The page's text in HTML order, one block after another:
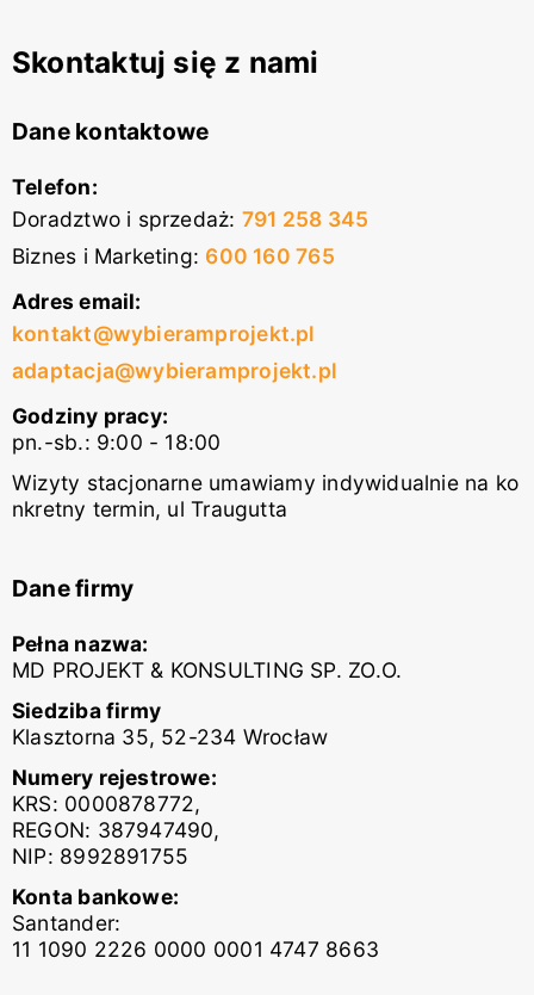
Skontaktuj się z nami
Dane kontaktowe
Telefon:
Doradztwo i sprzedaż: 791 258 345
Biznes i Marketing: 600 160 765
Adres email:
kontakt@wybieramprojekt.pl
adaptacja@wybieramprojekt.pl
Godziny pracy:
pn.-sb.: 9:00 - 18:00
Wizyty stacjonarne umawiamy indywidualnie na ko
nkretny termin, ul Traugutta
Dane firmy
Pełna nazwa:
MD PROJEKT & KONSULTING SP. ZO.O.
Siedziba firmy
Klasztorna 35, 52-234 Wrocław
Numery rejestrowe:
KRS: 0000878772,
REGON: 387947490,
NIP: 8992891755
Konta bankowe:
Santander:
11 1090 2226 0000 0001 4747 8663